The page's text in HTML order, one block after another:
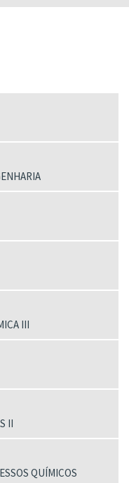
III
II
QUÍMICOS